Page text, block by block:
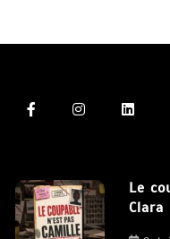
Le
Clara